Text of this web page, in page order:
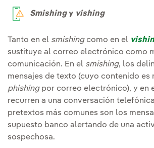
Smishingy vishing
Tanto en el smishingcomo en el
sustituye al correo electrónico como
comunicación. En el smishing, los
mensajes de texto (cuyo contenido es
phishingpor correo electrónico), y en
recurren a una conversación
pretextos más comunes son los
supuesto banco alertando de una
sospechosa.